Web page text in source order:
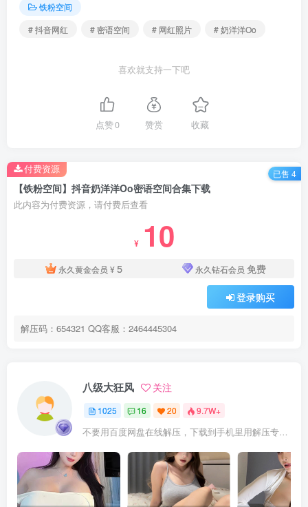
铁粉空间
# 抖音网红
# 密语空间 # 网红照片 # 奶洋洋Oo
喜欢就支持一下吧
点赞0 赞赏 收藏
【铁粉空间】抖音奶洋洋Oo密语空间合集下载
此内容为付费资源，请付费后查看
¥ 10
永久黄金会员 ¥5 永久钻石会员 免费
登录购买
解压码：654321 QQ客服：2464445304
付费资源 已售 4
八级大狂风 关注
1025 16 20 9.7W+
不要用百度网盘在线解压，下载到手机里用解压专家APP解压，站内置顶文章有解压教程